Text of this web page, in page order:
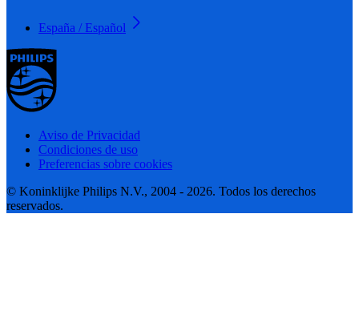
España / Español
Aviso de Privacidad
Condiciones de uso
Preferencias sobre cookies
© Koninklijke Philips N.V., 2004 - 2026. Todos los derechos
reservados.